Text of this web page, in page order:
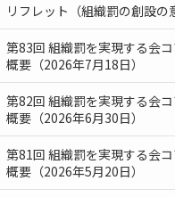
リフレット（組織罰の創設の
第83回 組織罰を実現する会
概要（2026年7月18日）
第82回 組織罰を実現する会
概要（2026年6月30日）
第81回 組織罰を実現する会
概要（2026年5月20日）